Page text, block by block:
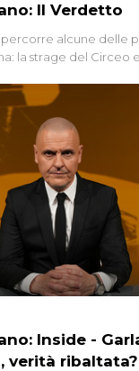
Il Verdetto
alcune delle
la strage del Circeo
Inside -
verità ribaltata?